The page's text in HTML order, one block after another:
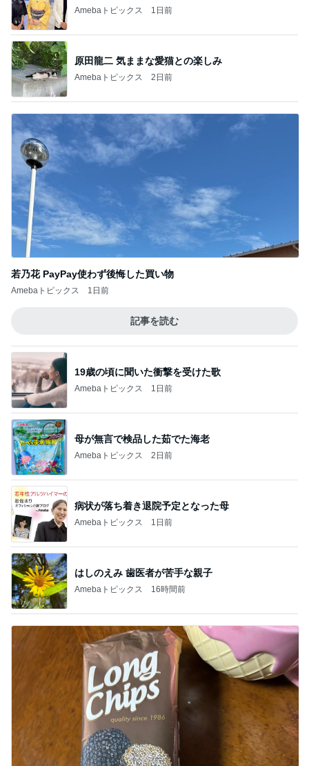
Amebaトピックス 1日前
原田龍二 気ままな愛猫との楽しみ
Amebaトピックス 2日前
若乃花 PayPay使わず後悔した買い物
Amebaトピックス 1日前
記事を読む
19歳の頃に聞いた衝撃を受けた歌
Amebaトピックス 1日前
母が無言で検品した茹でた海老
Amebaトピックス 2日前
病状が落ち着き退院予定となった母
Amebaトピックス 1日前
はしのえみ 歯医者が苦手な親子
Amebaトピックス 16時間前